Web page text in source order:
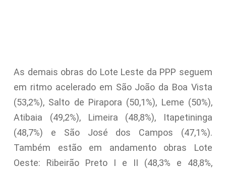
As demais obras do Lote Leste da PPP seguem
em ritmo acelerado em São João da Boa Vista
(53,2%), Salto de Pirapora (50,1%), Leme (50%),
Atibaia (49,2%), Limeira (48,8%), Itapetininga
(48,7%) e São José dos Campos (47,1%).
Também estão em andamento obras Lote
Oeste: Ribeirão Preto I e II (48,3% e 48,8%,